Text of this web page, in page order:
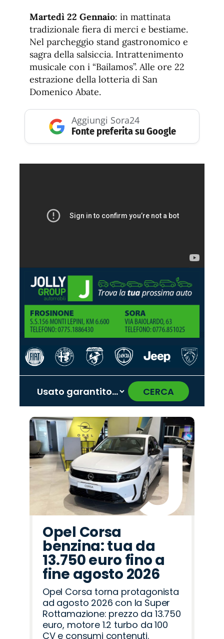
Martedì 22 Gennaio: in mattinata
tradizionale fiera di merci e bestiame.
Nel parcheggio stand gastronomico e
sagra della salsiccia. Intrattenimento
musicale con i “Bailamos”. Alle ore 22
estrazione della lotteria di San
Domenico Abate.
Aggiungi Sora24
Fonte preferita su Google
CERCA
Promo
Hyundai
Promo
Opel
Promo
Citroën
Promo
Omoda
Promo
Cupra
Promo
Seat
Promo
Fiat
Promo
Abarth
Promo
Jaecoo
Promo
Land
Rover
Promo
Alfa
Romeo
Promo
Mazda
Promo
Peugeot
Promo
Lancia
Promo
Jeep
‹ ›
Opel Corsa
benzina: tua da
13.750 euro fino a
fine agosto 2026
Opel Corsa torna protagonista
ad agosto 2026 con la Super
Rottamazione: prezzo da 13.750
euro, motore 1.2 turbo da 100
CV e consumi contenuti.